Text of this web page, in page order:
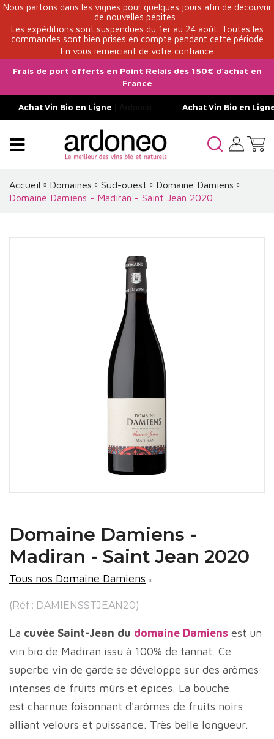
Nous partons dans les vignes pour quelques jours afin de découvrir
de nouvelles pépites.
Les expéditions sont suspendues du 1er au 24 août. Toutes les
commandes sont bien prises en compte pendant cette période
En vous remerciant de votre confiance
Frais de port offerts en Point Relais dès 150€ d'achat en
France
Achat Vin Bio en Ligne Achat Vin Bio en
Accueil Domaines Sud-ouest
Domaine Damiens
Domaine Damiens - Madiran - Saint Jean 2020
Domaine Damiens -
Madiran - Saint Jean 2020
Tous nos Domaine Damiens
(Réf : DAMIENSSTJEAN20)
La cuvée Saint-Jean du domaine Damiens est un
vin bio de Madiran issu à 100% de tannat. Ce
superbe vin de garde se développe sur des arômes
intenses de fruits mûrs et épices. La bouche
est charnue foisonnant d'arômes de fruits noirs
alliant velours et puissance. Très belle longueur.